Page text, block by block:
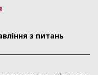
з питань